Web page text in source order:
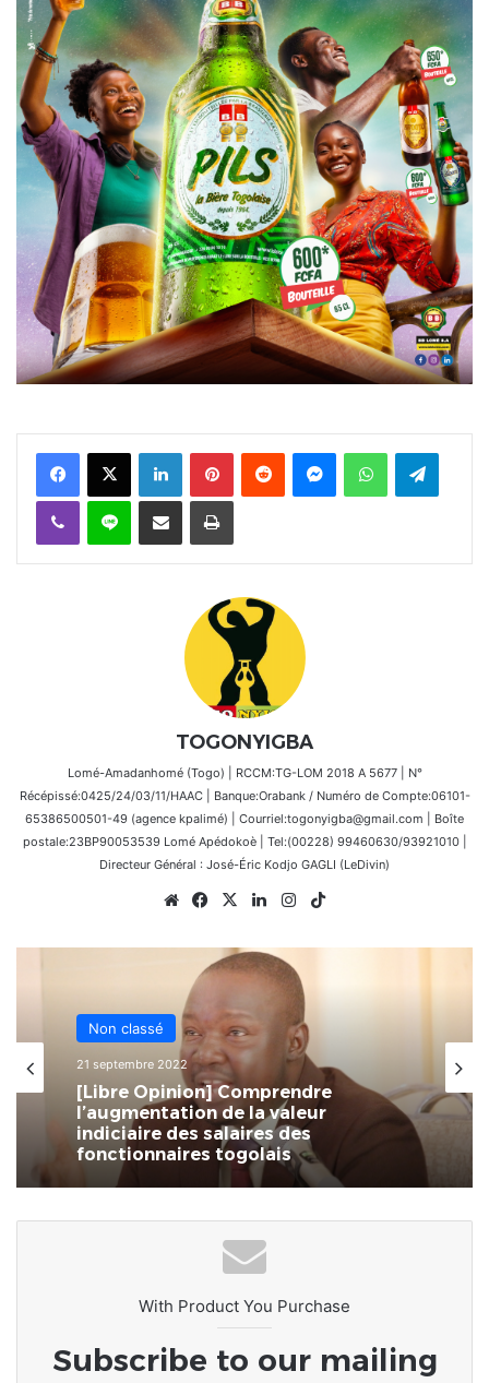
FacebookX Linkedin PinterestReddit MessengerWhatsAppTelegram
Viber Ligne Partager par email Imprimer
TOGONYIGBA
Lomé-Amadanhomé (Togo) | RCCM:TG-LOM 2018 A 5677 | N°
Récépissé:0425/24/03/11/HAAC | Banque:Orabank / Numéro de Compte:06101-
65386500501-49 (agence kpalimé) | Courriel:togonyigba@gmail.com | Boîte
postale:23BP90053539 Lomé Apédokoè | Tel:(00228) 99460630/93921010 |
Directeur Général : José-Éric Kodjo GAGLI (LeDivin)
WebsiteFacebook
X LinkedinInstagram
Non classé
21 septembre 2022
[Libre Opinion] Comprendre
l’augmentation de la valeur
indiciaire des salaires des
fonctionnaires togolais
With Product You Purchase
Subscribe to our mailing